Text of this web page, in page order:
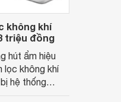
Hybrid
đ
không khí
triệu đồng
hút ẩm hiệu
lọc không khí
hệ thống